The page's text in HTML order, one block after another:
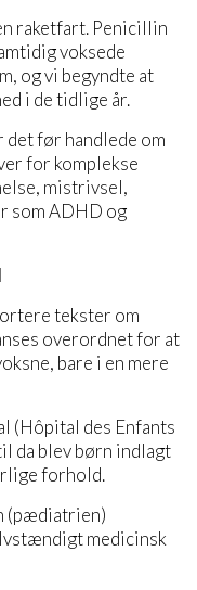
raketfart. Penicillin
voksede
og vi begyndte at
i de tidlige år.
det før handlede om
for komplekse
mistrivsel,
som ADHD og
tekster om
overordnet for at
bare i en mere
(Hôpital des Enfants
da blev børn indlagt
forhold.
(pædiatrien)
medicinsk